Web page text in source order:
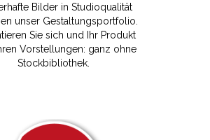
Bilder in Studioqualität
unser Gestaltungsportfolio.
Sie sich und Ihr Produkt
Vorstellungen: ganz ohne
Stockbibliothek.